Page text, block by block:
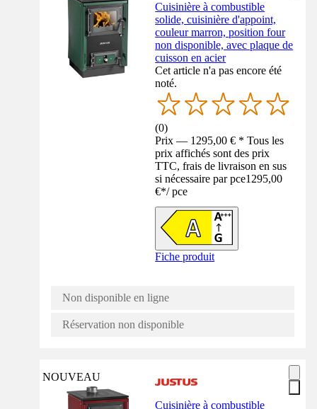
Cuisinière à combustible
solide, cuisinière d'appoint,
couleur marron, position four
non disponible, avec plaque de
cuisson en acier
Cet article n'a pas encore été
noté.
(0)
Prix — 1295,00 € * Tous les
prix affichés sont des prix
TTC, frais de livraison en sus
si nécessaire par pce1295,00
€*/ pce
Fiche produit
Non disponible en ligne
Réservation non disponible
NOUVEAU
Cuisinière à combustible